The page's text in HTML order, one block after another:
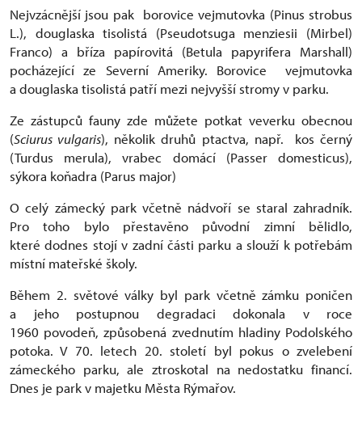
Nejvzácnější jsou pak borovice vejmutovka (Pinus strobus
L.), douglaska tisolistá (Pseudotsuga menziesii (Mirbel)
Franco) a bříza papírovitá (Betula papyrifera Marshall)
pocházející ze Severní Ameriky. Borovice vejmutovka
a douglaska tisolistá patří mezi nejvyšší stromy v parku.
Ze zástupců fauny zde můžete potkat veverku obecnou
(Sciurus vulgaris), několik druhů ptactva, např. kos černý
(Turdus merula), vrabec domácí (Passer domesticus),
sýkora koňadra (Parus major)
O celý zámecký park včetně nádvoří se staral zahradník.
Pro toho bylo přestavěno původní zimní bělidlo,
které dodnes stojí v zadní části parku a slouží k potřebám
místní mateřské školy.
Během 2. světové války byl park včetně zámku poničen
a jeho postupnou degradaci dokonala v roce
1960 povodeň, způsobená zvednutím hladiny Podolského
potoka. V 70. letech 20. století byl pokus o zvelebení
zámeckého parku, ale ztroskotal na nedostatku financí.
Dnes je park v majetku Města Rýmařov.